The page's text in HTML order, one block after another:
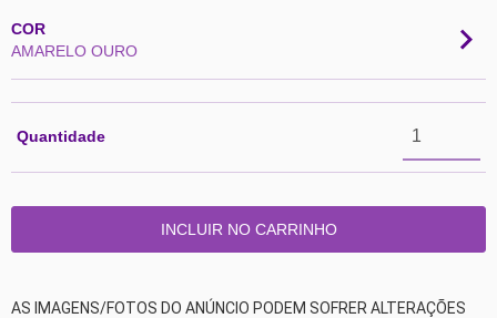
COR
AMARELO OURO
Quantidade
AS IMAGENS/FOTOS DO ANÚNCIO PODEM SOFRER ALTERAÇÕES